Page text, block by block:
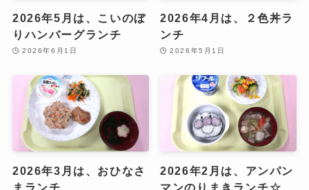
2026年5月は、こいのぼ
りハンバーグランチ
2026年6月1日
2026年4月は、２色丼ラ
ンチ
2026年5月1日
2026年3月は、おひなさ
まランチ
2026年2月は、アンパン
マンのりまきランチ☆